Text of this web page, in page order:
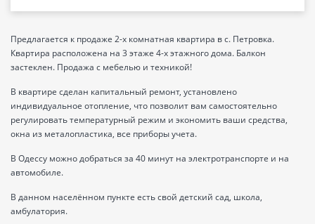
Предлагается к продаже 2-х комнатная квартира в с. Петровка.
Квартира расположена на 3 этаже 4-х этажного дома. Балкон
застеклен. Продажа с мебелью и техникой!
В квартире сделан капитальный ремонт, установлено
индивидуальное отопление, что позволит вам самостоятельно
регулировать температурный режим и экономить ваши средства,
окна из металопластика, все приборы учета.
В Одессу можно добраться за 40 минут на электротранспорте и на
автомобиле.
В данном населённом пункте есть свой детский сад, школа,
амбулатория.